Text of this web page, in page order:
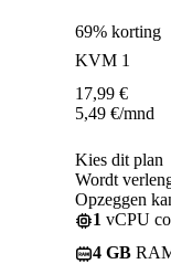
69% korting
KVM 1
17,99 €
5,49 €/mnd
Kies dit plan
Wordt
Opzeggen
1 vCPU
4 GB